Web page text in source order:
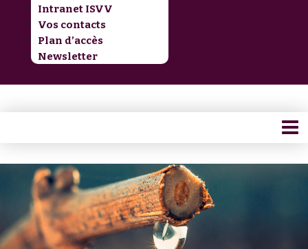
Intranet ISVV
Vos contacts
Plan d’accès
Newsletter